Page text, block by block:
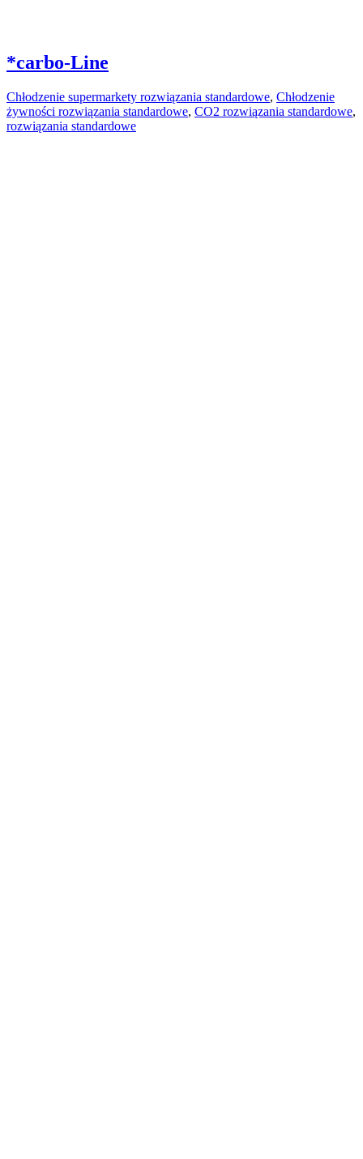
*carbo-Line
Chłodzenie supermarkety rozwiązania standardowe, Chłodzenie
żywności rozwiązania standardowe, CO2 rozwiązania standardowe,
rozwiązania standardowe